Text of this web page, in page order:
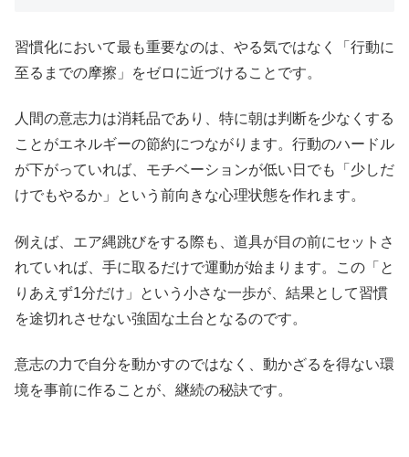
習慣化において最も重要なのは、やる気ではなく「行動に
至るまでの摩擦」をゼロに近づけることです。
人間の意志力は消耗品であり、特に朝は判断を少なくする
ことがエネルギーの節約につながります。行動のハードル
が下がっていれば、モチベーションが低い日でも「少しだ
けでもやるか」という前向きな心理状態を作れます。
例えば、エア縄跳びをする際も、道具が目の前にセットさ
れていれば、手に取るだけで運動が始まります。この「と
りあえず1分だけ」という小さな一歩が、結果として習慣
を途切れさせない強固な土台となるのです。
意志の力で自分を動かすのではなく、動かざるを得ない環
境を事前に作ることが、継続の秘訣です。